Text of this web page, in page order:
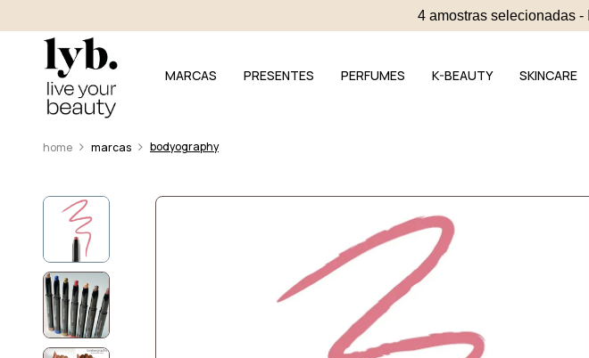
4 amostras selecionadas
MARCAS PRESENTES PERFUMES K-BEAUTY SKINCARE
marcas bodyography